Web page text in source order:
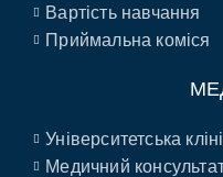
Вартість навчання
Приймальна коміся
Університетська
Медичний